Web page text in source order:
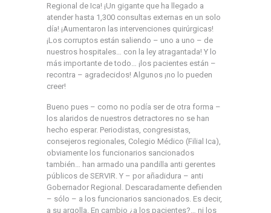
Regional de Ica! ¡Un gigante que ha llegado a
atender hasta 1,300 consultas externas en un solo
día! ¡Aumentaron las intervenciones quirúrgicas!
¡Los corruptos están saliendo – uno a uno – de
nuestros hospitales… con la ley atragantada! Y lo
más importante de todo… ¡los pacientes están –
recontra – agradecidos! Algunos ¡no lo pueden
creer!
Bueno pues – como no podía ser de otra forma –
los alaridos de nuestros detractores no se han
hecho esperar. Periodistas, congresistas,
consejeros regionales, Colegio Médico (Filial Ica),
obviamente los funcionarios sancionados
también… han armado una pandilla anti gerentes
públicos de SERVIR. Y – por añadidura – anti
Gobernador Regional. Descaradamente defienden
– sólo – a los funcionarios sancionados. Es decir,
a su argolla. En cambio ¿a los pacientes?… ni los